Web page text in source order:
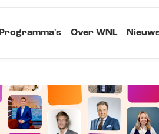
Programma's Over WNL